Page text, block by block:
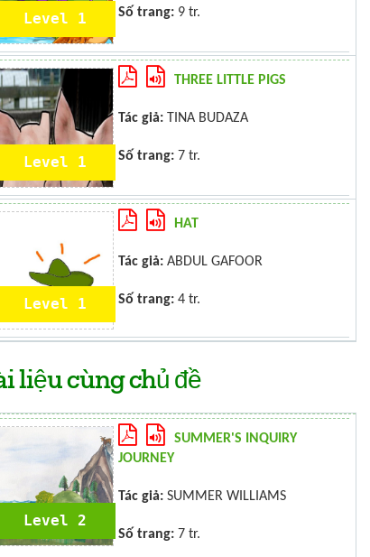
Level 1 Số trang: 9 tr.
Level 1
THREE LITTLE PIGS
Tác giả: TINA BUDAZA
Số trang: 7 tr.
Level 1
HAT
Tác giả: ABDUL GAFOOR
Số trang: 4 tr.
liệu cùng chủ đề
Level 2
SUMMER'S INQUIRY
JOURNEY
Tác giả: SUMMER WILLIAMS
Số trang: 7 tr.